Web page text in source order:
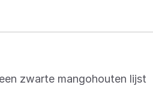
zwarte mangohouten lijst